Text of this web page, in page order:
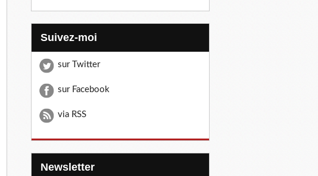
Suivez-moi
sur Twitter
sur Facebook
via RSS
Newsletter